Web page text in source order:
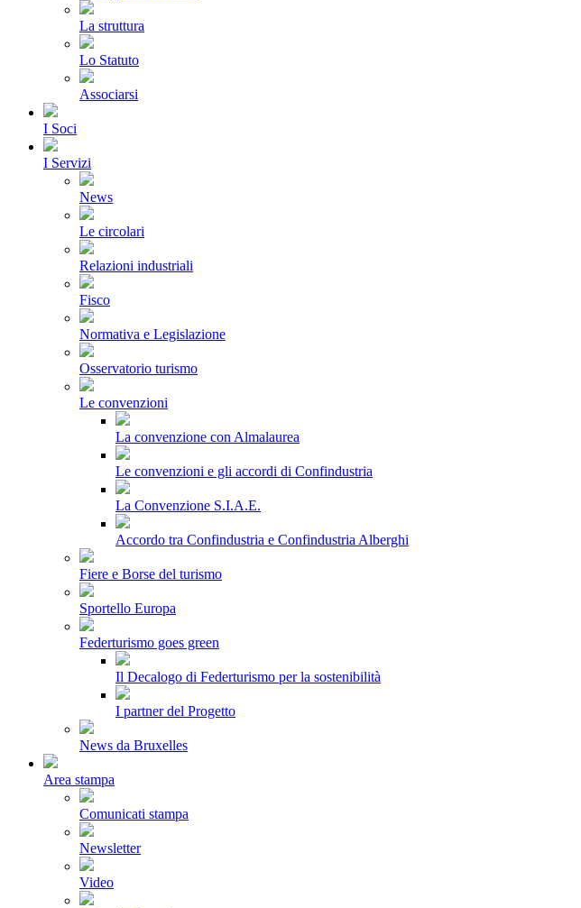
La struttura
Lo Statuto
Associarsi
I Soci
I Servizi
News
Le circolari
Relazioni industriali
Fisco
Normativa e Legislazione
Osservatorio turismo
Le convenzioni
La convenzione con Almalaurea
Le convenzioni e gli accordi di Confindustria
La Convenzione S.I.A.E.
Accordo tra Confindustria e Confindustria Alberghi
Fiere e Borse del turismo
Sportello Europa
Federturismo goes green
Il Decalogo di Federturismo per la sostenibilità
I partner del Progetto
News da Bruxelles
Area stampa
Comunicati stampa
Newsletter
Video